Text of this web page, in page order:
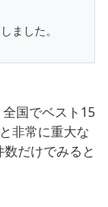
ました。
国でベスト15
非常に重大な
だけでみると